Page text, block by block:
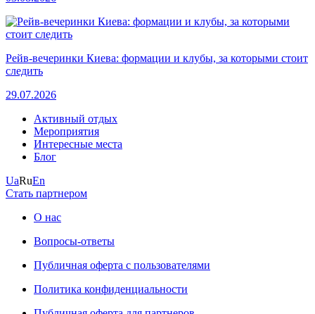
Рейв-вечеринки Киева: формации и клубы, за которыми стоит
следить
29.07.2026
Активный отдых
Мероприятия
Интересные места
Блог
UaRuEn
Стать партнером
О нас
Вопросы-ответы
Публичная оферта с пользователями
Политика конфиденциальности